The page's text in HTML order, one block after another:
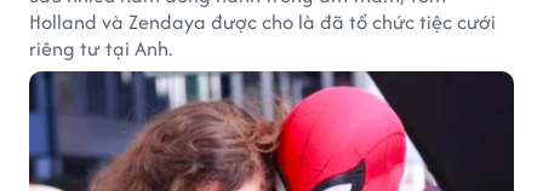
Holland và Zendaya được cho là đã tổ chức tiệc cưới
riêng tư tại Anh.